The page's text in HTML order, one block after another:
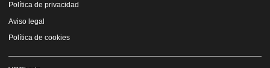
Política de privacidad
Aviso legal
Política de cookies